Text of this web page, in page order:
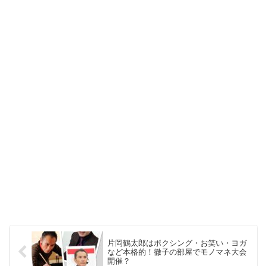
片岡鶴太郎はボクシング・お笑い・ヨガ
など本格的！徹子の部屋でモノマネ大会
開催？